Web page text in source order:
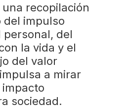
recopilación
del impulso
personal, del
la vida y el
del valor
a mirar
sociedad.